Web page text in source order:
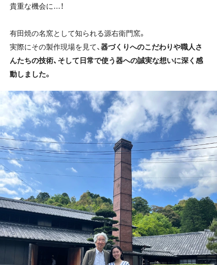
貴重な機会に…！
有田焼の名窯として知られる源右衛門窯。
実際にその製作現場を見て、 器づくりへのこだわりや職人さ
んたちの技術、そして日常で使う器への誠実な想いに深く感
動しました。